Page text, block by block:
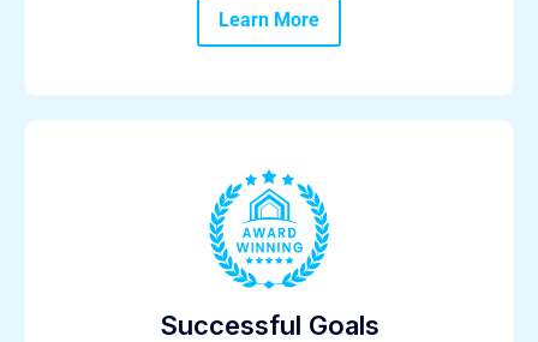
Learn More
Successful Goals